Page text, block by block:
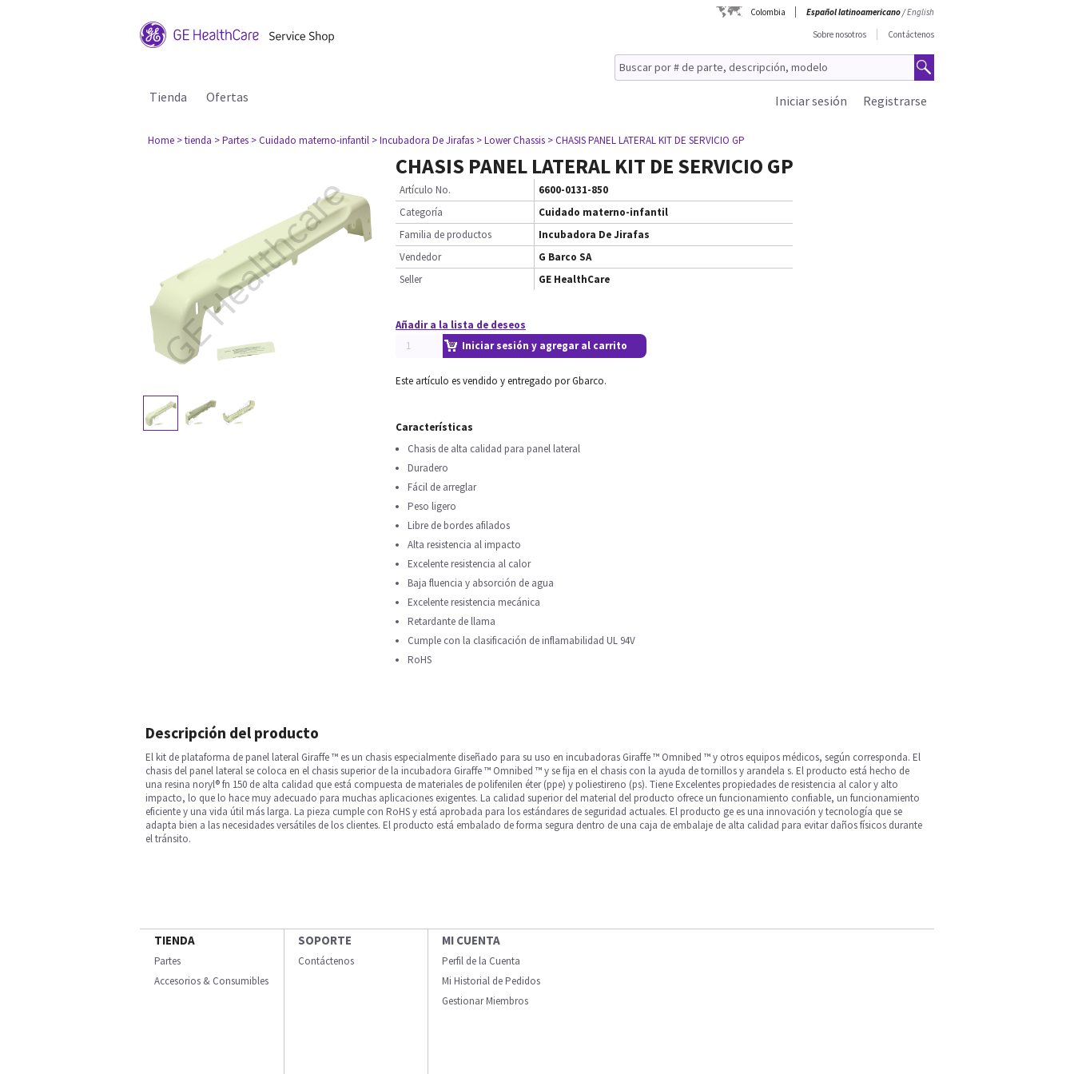
Colombia Español latinoamericano/English
Sobre nosotros
Contáctenos
Tienda Ofertas Registrarse
Iniciar sesión
Home > tienda > Partes > Cuidado materno-infantil > Incubadora De Jirafas > Lower Chassis > CHASIS PANEL LATERAL KIT DE SERVICIO GP
CHASIS PANEL LATERAL KIT DE SERVICIO GP
Artículo No.
6600-0131-850
Categoría
Cuidado materno-infantil
Familia de productos
Incubadora De Jirafas
Vendedor
G Barco SA
Seller
GE HealthCare
Añadir a la lista de deseos
Iniciar sesión y agregar al carrito
Este artículo es vendido y entregado por Gbarco.
Características
Chasis de alta calidad para panel lateral
Duradero
Fácil de arreglar
Peso ligero
Libre de bordes afilados
Alta resistencia al impacto
Excelente resistencia al calor
Baja fluencia y absorción de agua
Excelente resistencia mecánica
Retardante de llama
Cumple con la clasificación de inflamabilidad UL 94V
RoHS
Descripción del producto
El kit de plataforma de panel lateral Giraffe ™ es un chasis especialmente diseñado para su uso en incubadoras Giraffe ™ Omnibed ™ y otros equipos médicos, según corresponda. El
chasis del panel lateral se coloca en el chasis superior de la incubadora Giraffe ™ Omnibed ™ y se fija en el chasis con la ayuda de tornillos y arandela s. El producto está hecho de
una resina noryl® fn 150 de alta calidad que está compuesta de materiales de polifenilen éter (ppe) y poliestireno (ps). Tiene Excelentes propiedades de resistencia al calor y alto
impacto, lo que lo hace muy adecuado para muchas aplicaciones exigentes. La calidad superior del material del producto ofrece un funcionamiento confiable, un funcionamiento
eficiente y una vida útil más larga. La pieza cumple con RoHS y está aprobada para los estándares de seguridad actuales. El producto ge es una innovación y tecnología que se
adapta bien a las necesidades versátiles de los clientes. El producto está embalado de forma segura dentro de una caja de embalaje de alta calidad para evitar daños físicos durante
el tránsito.
TIENDA
Partes
Accesorios & Consumibles
SOPORTE
Contáctenos
MI CUENTA
Perfil de la Cuenta
Mi Historial de Pedidos
Gestionar Miembros